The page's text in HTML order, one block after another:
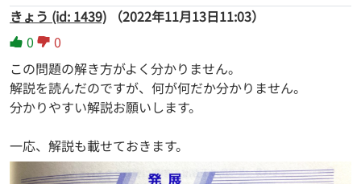
きょう (id: 1439)
（2022年11月13日11:03）
0
0
この問題の解き方がよく分かりません。
解説を読んだのですが、何が何だか分かりません。
分かりやすい解説お願いします。
一応、解説も載せておきます。